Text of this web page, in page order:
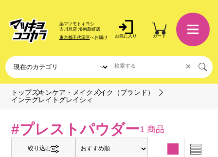
薬マツモトキヨシ
吉川旭店 堺南島町店
東京都千代田区へお届け お気に入り カート
×
トップスキンケア・メイク メイク（ブランド）
インテグレイトグレイシィ
#プレストパウダー1 商品
絞り込む